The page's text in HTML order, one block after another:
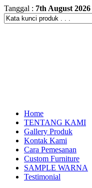
Tanggal : 7th August 2026
Home
TENTANG KAMI
Gallery Produk
Kontak Kami
Cara Pemesanan
Custom Furniture
SAMPLE WARNA
Testimonial